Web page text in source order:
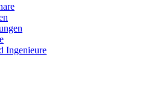
Ingenieure